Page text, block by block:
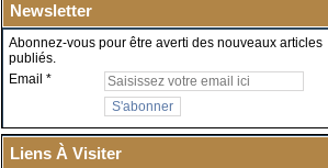
Newsletter
Abonnez-vous pour être averti des nouveaux articles
publiés.
Email
Liens À Visiter